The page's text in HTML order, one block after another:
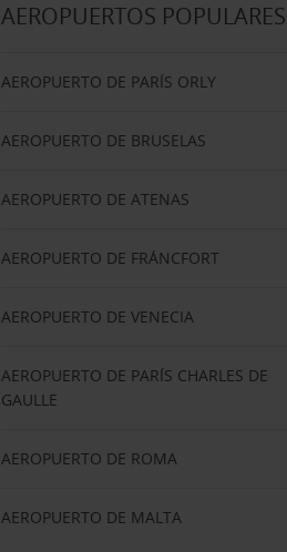
AEROPUERTOS POPULARES
AEROPUERTO DE PARÍS ORLY
AEROPUERTO DE BRUSELAS
AEROPUERTO DE ATENAS
AEROPUERTO DE FRÁNCFORT
AEROPUERTO DE VENECIA
AEROPUERTO DE PARÍS CHARLES DE
GAULLE
AEROPUERTO DE ROMA
AEROPUERTO DE MALTA